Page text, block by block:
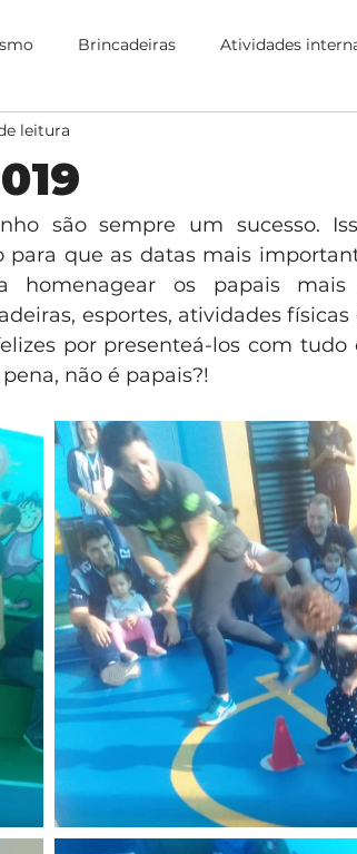
Brincadeiras Atividades
Culinária
leitura
são sempre um sucesso.
que as datas mais
os papais mais
esportes, atividades físicas
por presenteá-los com tudo
não é papais?!